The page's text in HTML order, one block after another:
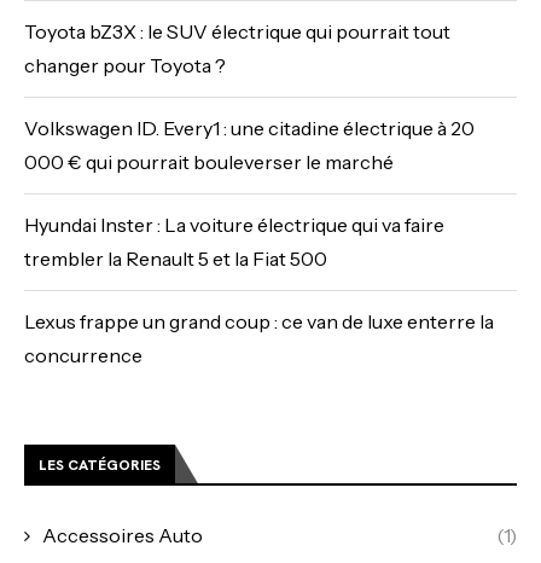
Toyota bZ3X : le SUV électrique qui pourrait tout
changer pour Toyota ?
Volkswagen ID. Every1 : une citadine électrique à 20
000 € qui pourrait bouleverser le marché
Hyundai Inster : La voiture électrique qui va faire
trembler la Renault 5 et la Fiat 500
Lexus frappe un grand coup : ce van de luxe enterre la
concurrence
LES CATÉGORIES
Accessoires Auto (1)